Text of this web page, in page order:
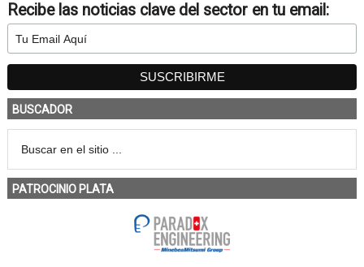
Recibe las noticias clave del sector en tu email:
BUSCADOR
PATROCINIO PLATA